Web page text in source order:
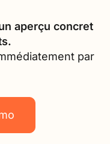
aperçu concret
par